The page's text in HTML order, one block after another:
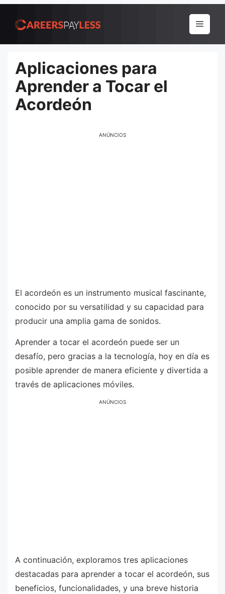
para
conteúdo
Menu
Aplicaciones para
Aprender a Tocar el
Acordeón
ANÚNCIOS
El acordeón es un instrumento musical fascinante,
conocido por su versatilidad y su capacidad para
producir una amplia gama de sonidos.
Aprender a tocar el acordeón puede ser un
desafío, pero gracias a la tecnología, hoy en día es
posible aprender de manera eficiente y divertida a
través de aplicaciones móviles.
ANÚNCIOS
A continuación, exploramos tres aplicaciones
destacadas para aprender a tocar el acordeón, sus
beneficios, funcionalidades, y una breve historia